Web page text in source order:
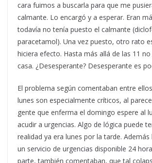
cara fuimos a buscarla para que me
calmante. Lo encargó y a esperar. Eran
todavía no tenía puesto el calmante
paracetamol). Una vez puesto, otro rato
hiciera efecto. Hasta más allá de las 11
casa. ¿Desesperante? Desesperante es
El problema según comentaban entre
lunes son especialmente críticos, al
gente que enferma el domingo espere al
acudir a urgencias. Algo de lógica puede
realidad ya era lunes por la tarde.
un servicio de urgencias disponible 24
parte, también comentaban, que tal